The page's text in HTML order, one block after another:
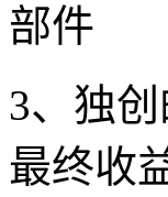
部件
3、独
最终收